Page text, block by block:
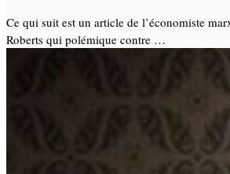
Ce qui suit est un article de l’économiste
Roberts qui polémique contre …